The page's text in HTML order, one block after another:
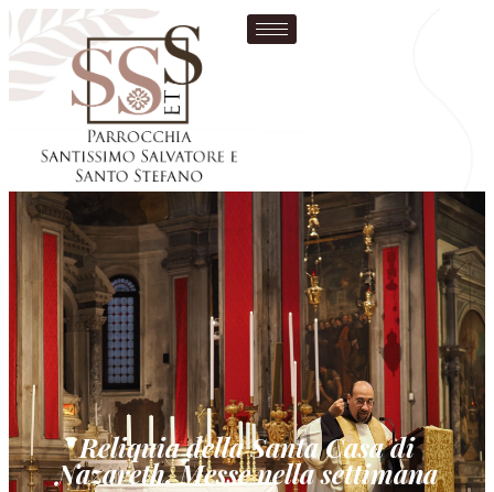
Reliquia della Santa Casa di
Nazareth, Messe nella settimana